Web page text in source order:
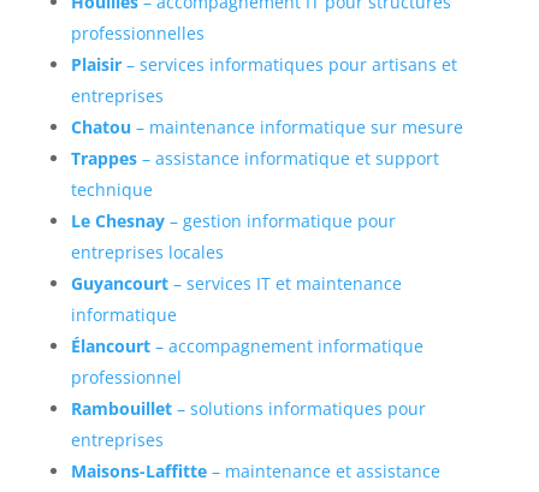
professionnelles
Plaisir– services informatiques pour artisans et
entreprises
Chatou – maintenance informatique sur mesure
Trappes– assistance informatique et support
technique
Le Chesnay– gestion informatique pour
entreprises locales
Guyancourt– services IT et maintenance
informatique
Élancourt– accompagnement informatique
professionnel
Rambouillet– solutions informatiques pour
entreprises
Maisons-Laffitte– maintenance et assistance